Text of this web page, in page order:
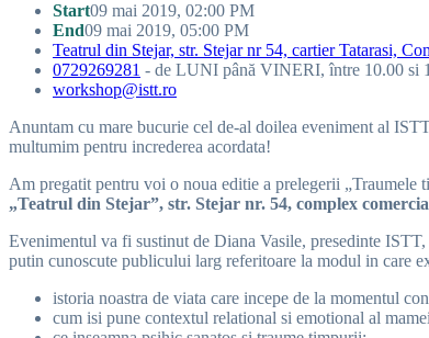
Start09 mai 2019, 02:00 PM
End09 mai 2019, 05:00 PM
Teatrul din Stejar, str. Stejar nr 54, cartier Tatarasi,
0729269281 - de LUNI până VINERI, între 10.00 si
workshop@istt.ro
Anuntam cu mare bucurie cel de-al doilea eveniment al
multumim pentru increderea acordata!
Am pregatit pentru voi o noua editie a prelegerii
„Teatrul din Stejar”, str. Stejar nr. 54, complex
Evenimentul va fi sustinut de Diana Vasile, presedinte ISTT,
putin cunoscute publicului larg referitoare la modul in care
istoria noastra de viata care incepe de la momentul
cum isi pune contextul relational si emotional al